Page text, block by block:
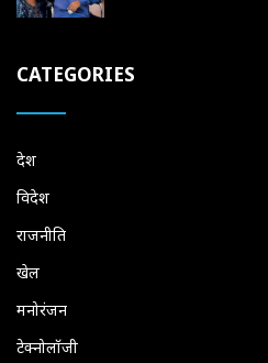
CATEGORIES
देश
विदेश
राजनीति
खेल
मनोरंजन
टेक्नोलॉजी